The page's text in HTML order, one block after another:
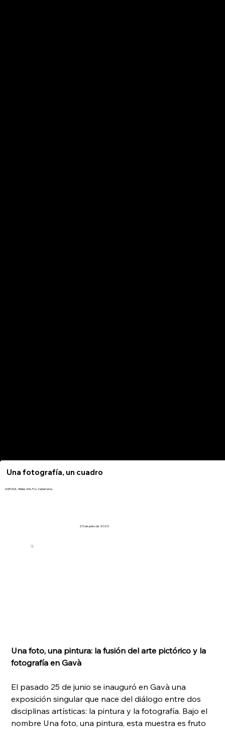
Una fotografía, un cuadro
AGFOGA - Belles Arts Fco. Valderrama
25 de junio de 2025
Una foto, una pintura: la fusión del arte pictórico y la
fotografía en Gavà
El pasado 25 de junio se inauguró en Gavà una
exposición singular que nace del diálogo entre dos
disciplinas artísticas: la pintura y la fotografía. Bajo el
nombre Una foto, una pintura, esta muestra es fruto